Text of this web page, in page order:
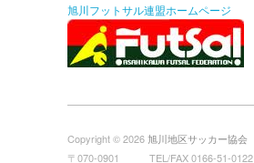
旭川フットサル連盟ホームページ
Copyright © 2026旭川地区サッカー協会
〒070-0901 TEL/FAX 0166-51-0122